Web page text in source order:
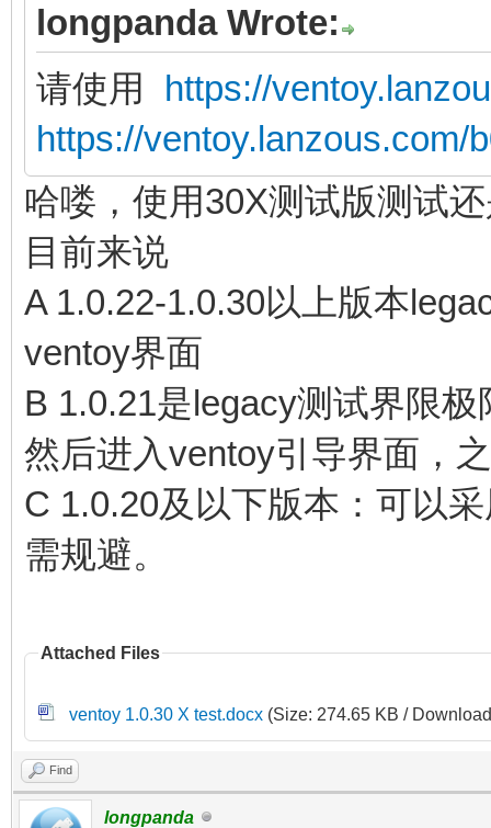
longpanda Wrote:
请使用 https://
https://ventoy.lanzous.com/
哈喽，使用30X测试版测试
目前来说
A 1.0.22-1.0.30以上版本
ventoy界面
B 1.0.21是legacy测试界限
然后进入ventoy引导界面，
C 1.0.20及以下版本：可以
需规避。
Attached Files
ventoy 1.0.30 X test.docx (Size: 274.65 KB /
Find
longpanda